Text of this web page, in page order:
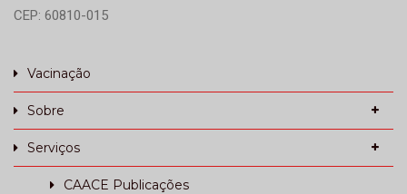
CEP: 60810-015
Vacinação
Sobre
Serviços
CAACE Publicações